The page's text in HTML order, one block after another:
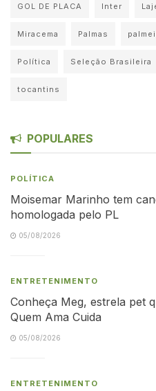
GOL DE PLACA Inter
Miracema Palmas
Política Seleção Brasileira
tocantins
POPULARES
POLÍTICA
Moisemar Marinho tem
homologada pelo PL
05/08/2026
ENTRETENIMENTO
Conheça Meg, estrela pet
Quem Ama Cuida
05/08/2026
ENTRETENIMENTO